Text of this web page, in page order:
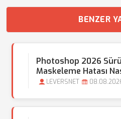
BENZER
Photoshop 2026
Maskeleme Hatası
LEVERSNET